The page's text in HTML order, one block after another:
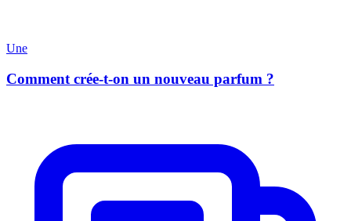
Une
Comment crée-t-on un nouveau parfum ?